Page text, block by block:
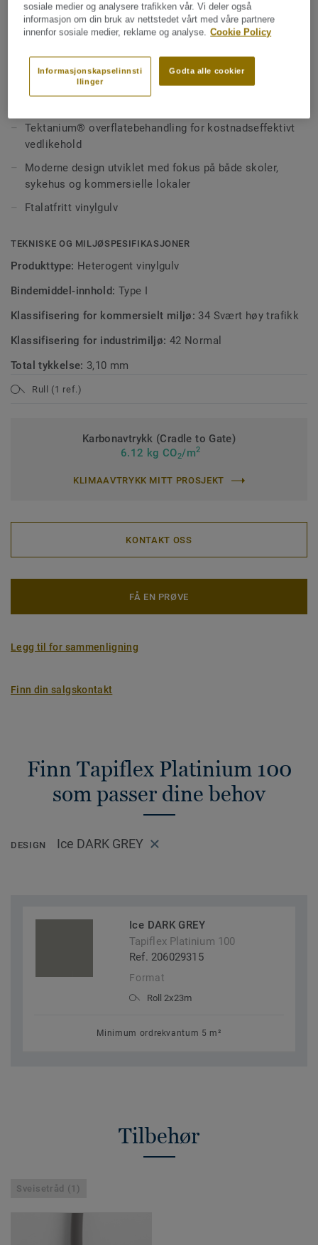
være vår overflatebeskyttelse Tektanium® for ekstrem
holdbarhet og forbedret rengjøring. Kolleksjonen består av
35 forskjellige mønstre og farger. Finnes også tilgjengelig i
kompakt utførelse i kolleksjonen Acczent Platinium.
Se mer
Utmerket alternativ for offentlige miljøer med høy
Tektanium® overflatebehandling for kostnadseffektivt
vedlikehold
Moderne design utviklet med fokus på både skoler,
sykehus og kommersielle lokaler
Ftalatfritt vinylgulv
TEKNISKE OG MILJØSPESIFIKASJONER
Produkttype: Heterogent vinylgulv
Bindemiddel-innhold: Type I
Klassifisering for kommersielt miljø: 34 Svært høy trafikk
Klassifisering for industrimiljø: 42 Normal
Total tykkelse: 3,10 mm
Rull (1 ref.)
Karbonavtrykk (Cradle to Gate)
6.12 kg CO2/m2
KLIMAAVTRYKK MITT PROSJEKT
KONTAKT OSS
FÅ EN PRØVE
Legg til for sammenligning
Finn din salgskontakt
Finn Tapiflex Platinium 100
som passer dine behov
DESIGN Ice DARK GREY
Ice DARK GREY
Tapiflex Platinium 100
Ref. 206029315
Format
Roll 2x23m
Minimum ordrekvantum 5 m²
Tilbehør
Sveisetråd (1)
sosiale medier og analysere trafikken vår. Vi deler også
informasjon om din bruk av nettstedet vårt med våre partnere
innenfor sosiale medier, reklame og analyse. Cookie Policy
Godta alle cookier
Informasjonskapselinnsti
llinger